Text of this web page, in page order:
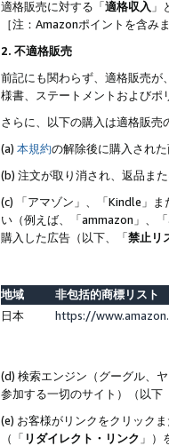
適格販売に対する「適格収入 」
［注：Amazonポイントを含み
2. 不適格販売
前記にも関わらず、適格販売が
様書、ステートメントおよびポ
さらに、以下の購入は適格販売
(a) 本規約の解除後に購入された
(b) 注文が取り消され、返品ま
(c) 「アマゾン」、「Kindle」
い（例えば、「ammazon」、
購入した広告（以下、「禁止リ
地域
非包括的商標リスト
日本
https://
(d) 検索エンジン（グーグル、
参加する一切のサイト）（以下
(e) お客様がリンクをクリック
（「 リダイレクト・リンク 」）